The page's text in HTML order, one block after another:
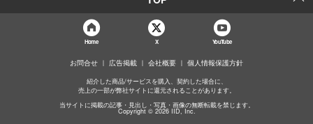
Home X YouTube
お問合せ 広告掲載 会社概要 個人情報保護方針
紹介した商品/サービスを購入、契約した場合に、
売上の一部が弊社サイトに還元されることがあります。
当サイトに掲載の記事・見出し・写真・画像の無断転載を禁じます。
Copyright © 2026 IID, Inc.